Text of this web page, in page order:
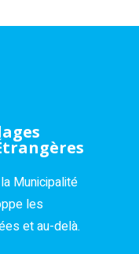
Municipalité
les
et au-delà.